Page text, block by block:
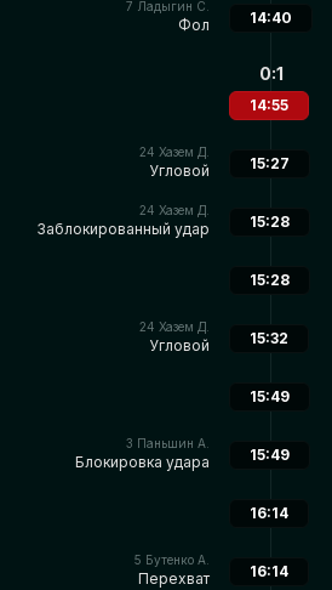
7 Ладыгин С.
Фол 14:40
0:1
14:55
24 Хазем Д.
Угловой 15:27
24 Хазем Д.
Заблокированный удар 15:28
15:28
24 Хазем Д.
Угловой 15:32
15:49
3 Паньшин А.
Блокировка удара 15:49
16:14
5 Бутенко А.
Перехват 16:14